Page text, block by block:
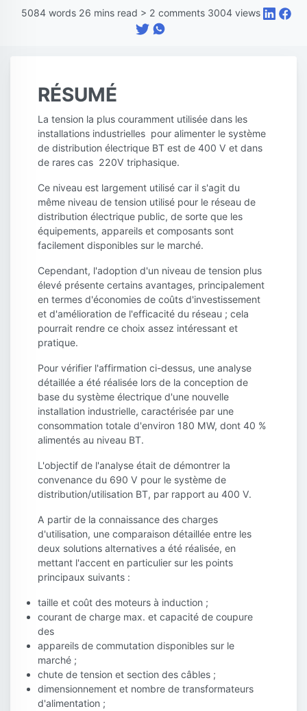
5084 words 26 mins read > 2 comments 3004 views
RÉSUMÉ
La tension la plus couramment utilisée dans les
installations industrielles pour alimenter le système
de distribution électrique BT est de 400 V et dans
de rares cas 220V triphasique.
Ce niveau est largement utilisé car il s'agit du
même niveau de tension utilisé pour le réseau de
distribution électrique public, de sorte que les
équipements, appareils et composants sont
facilement disponibles sur le marché.
Cependant, l'adoption d'un niveau de tension plus
élevé présente certains avantages, principalement
en termes d'économies de coûts d'investissement
et d'amélioration de l'efficacité du réseau ; cela
pourrait rendre ce choix assez intéressant et
pratique.
Pour vérifier l'affirmation ci-dessus, une analyse
détaillée a été réalisée lors de la conception de
base du système électrique d'une nouvelle
installation industrielle, caractérisée par une
consommation totale d'environ 180 MW, dont 40 %
alimentés au niveau BT.
L'objectif de l'analyse était de démontrer la
convenance du 690 V pour le système de
distribution/utilisation BT, par rapport au 400 V.
A partir de la connaissance des charges
d'utilisation, une comparaison détaillée entre les
deux solutions alternatives a été réalisée, en
mettant l'accent en particulier sur les points
principaux suivants :
taille et coût des moteurs à induction ;
courant de charge max. et capacité de coupure
des
appareils de commutation disponibles sur le
marché ;
chute de tension et section des câbles ;
dimensionnement et nombre de transformateurs
d'alimentation ;